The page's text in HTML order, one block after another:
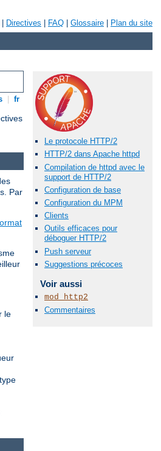
Directives FAQ Glossaire Plan du site
fr
Le protocole HTTP/2
HTTP/2 dans Apache httpd
Compilation de httpd avec le
support de HTTP/2
Configuration de base
Configuration du MPM
Clients
Outils efficaces pour
déboguer HTTP/2
Push serveur
Suggestions précoces
Voir aussi
mod_http2
Commentaires
Par
le